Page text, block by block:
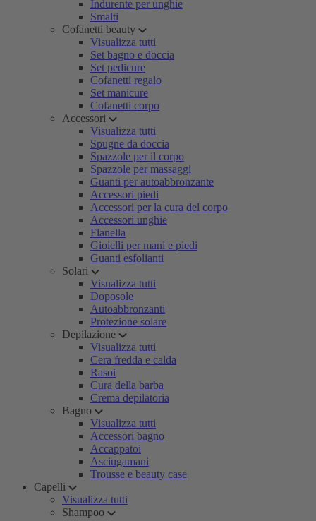
Indurente per unghie
Smalti
Cofanetti beauty
Visualizza tutti
Set bagno e doccia
Set pedicure
Cofanetti regalo
Set manicure
Cofanetti corpo
Accessori
Visualizza tutti
Spugne da doccia
Spazzole per il corpo
Spazzole per massaggi
Guanti per autoabbronzante
Accessori piedi
Accessori per la cura del corpo
Accessori unghie
Flanella
Gioielli per mani e piedi
Guanti esfolianti
Solari
Visualizza tutti
Doposole
Autoabbronzanti
Protezione solare
Depilazione
Visualizza tutti
Cera fredda e calda
Rasoi
Cura della barba
Crema depilatoria
Bagno
Visualizza tutti
Accessori bagno
Accappatoi
Asciugamani
Trousse e beauty case
Capelli
Visualizza tutti
Shampoo